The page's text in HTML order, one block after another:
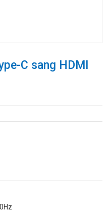
C sang HDMI